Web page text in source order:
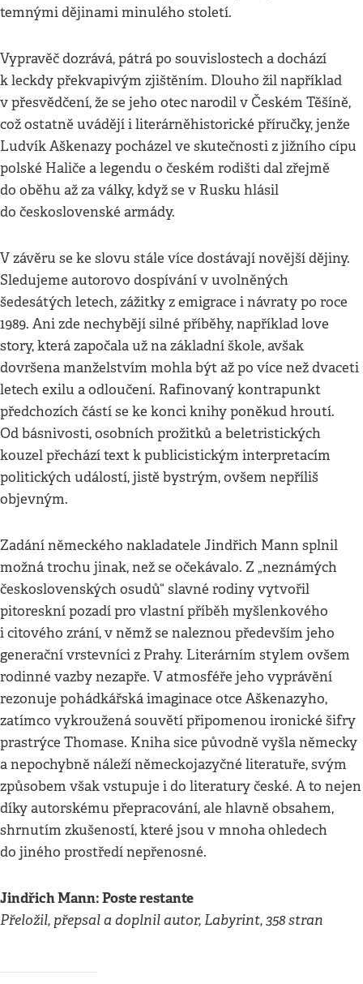
temnými dějinami minulého století.
Vypravěč dozrává, pátrá po souvislostech a dochází
k leckdy překvapivým zjištěním. Dlouho žil například
v přesvědčení, že se jeho otec narodil v Českém Těšíně,
což ostatně uvádějí i literárněhistorické příručky, jenže
Ludvík Aškenazy pocházel ve skutečnosti z jižního cípu
polské Haliče a legendu o českém rodišti dal zřejmě
do oběhu až za války, když se v Rusku hlásil
do československé armády.
V závěru se ke slovu stále více dostávají novější dějiny.
Sledujeme autorovo dospívání v uvolněných
šedesátých letech, zážitky z emigrace i návraty po roce
1989. Ani zde nechybějí silné příběhy, například love
story, která započala už na základní škole, avšak
dovršena manželstvím mohla být až po více než dvaceti
letech exilu a odloučení. Rafinovaný kontrapunkt
předchozích částí se ke konci knihy poněkud hroutí.
Od básnivosti, osobních prožitků a beletristických
kouzel přechází text k publicistickým interpretacím
politických událostí, jistě bystrým, ovšem nepříliš
objevným.
Zadání německého nakladatele Jindřich Mann splnil
možná trochu jinak, než se očekávalo. Z „neznámých
československých osudů“ slavné rodiny vytvořil
pitoreskní pozadí pro vlastní příběh myšlenkového
i citového zrání, v němž se naleznou především jeho
generační vrstevníci z Prahy. Literárním stylem ovšem
rodinné vazby nezapře. V atmosféře jeho vyprávění
rezonuje pohádkářská imaginace otce Aškenazyho,
zatímco vykroužená souvětí připomenou ironické šifry
prastrýce Thomase. Kniha sice původně vyšla německy
a nepochybně náleží německojazyčné literatuře, svým
způsobem však vstupuje i do literatury české. A to nejen
díky autorskému přepracování, ale hlavně obsahem,
shrnutím zkušeností, které jsou v mnoha ohledech
do jiného prostředí nepřenosné.
Jindřich Mann: Poste restante
Přeložil, přepsal a doplnil autor, Labyrint, 358 stran